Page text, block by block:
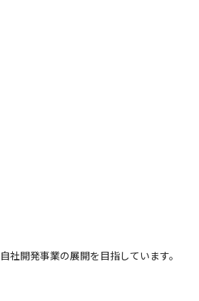
社開発事業の展開を目指しています。